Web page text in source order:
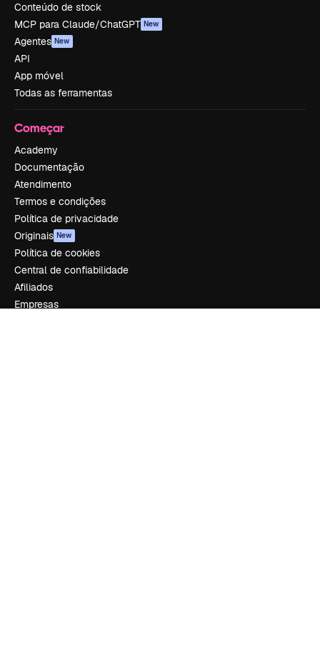
Conteúdo de stock
MCP para Claude/ChatGPT New
Agentes New
API
App móvel
Todas as ferramentas
Começar
Academy
Documentação
Atendimento
Termos e condições
Política de privacidade
Originais New
Política de cookies
Central de confiabilidade
Afiliados
Empresas